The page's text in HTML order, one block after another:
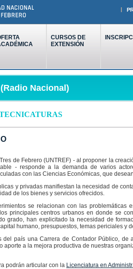
CURSOS DE
EXTENSIÓN
Nacional)
de Febrero (UNTREF) - al proponer la
- responde a la demanda de varios
con las Ciencias Económicas, que
y privadas manifiestan la necesidad de
de los bienes y servicios ofrecidos.
se relacionan con las
principales centros urbanos en donde se
grado, han explicitado la necesidad de
humano, presupuestos, temas periciales
del país una Carrera de Contador Público,
aporte a la mejora productiva de nuestras
podrán articular con la Licenciatura en